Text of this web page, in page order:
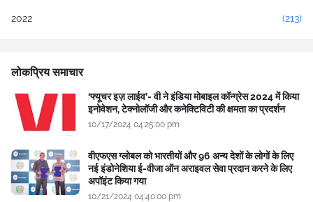
2022 (213)
लोकप्रिय समाचार
‘फ्यूचर इज़ लाईव’- वी ने इंडिया मोबाइल कॉन्ग्रेस 2024 में किया
इनोवेशन, टेक्नोलॉजी और कनेक्टिविटी की क्षमता का प्रदर्शन
10/17/2024 04:25:00 pm
वीएफएस ग्लोबल को भारतीयों और 96 अन्य देशों के लोगों के लिए
नई इंडोनेशिया ई-वीजा ऑन अराइवल सेवा प्रदान करने के लिए
अपॉइंट किया गया
10/21/2024 04:40:00 pm